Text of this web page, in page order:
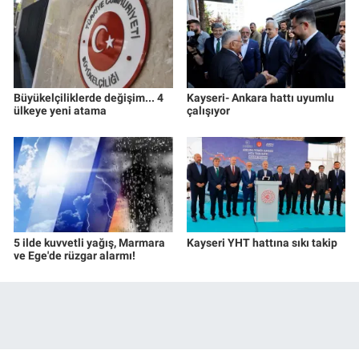
Büyükelçiliklerde değişim... 4
ülkeye yeni atama
Kayseri- Ankara hattı uyumlu
çalışıyor
5 ilde kuvvetli yağış, Marmara
ve Ege'de rüzgar alarmı!
Kayseri YHT hattına sıkı takip